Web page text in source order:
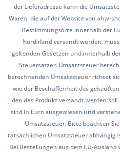
der Lieferadresse kann die
Waren, die auf der Website von ahw-
Bestimmungsorte innerhalb der
Nordirland versandt werden,
geltenden Gesetzen und innerhalb
Steuersätzen Umsatzsteuer
berechnenden Umsatzsteuer richtet
wie der Beschaffenheit des
den das Produkt versandt werden
sind in Euro ausgewiesen und
Umsatzsteuer. Bitte beachten
tatsächlichen Umsatzsteuer abhängig
Bei Bestellungen aus dem EU-